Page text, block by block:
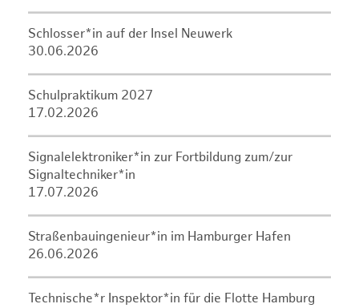
Schlosser*in auf der Insel Neuwerk
30.06.2026
Schulpraktikum 2027
17.02.2026
Signalelektroniker*in zur Fortbildung zum/zur
Signaltechniker*in
17.07.2026
Straßenbauingenieur*in im Hamburger Hafen
26.06.2026
Technische*r Inspektor*in für die Flotte Hamburg